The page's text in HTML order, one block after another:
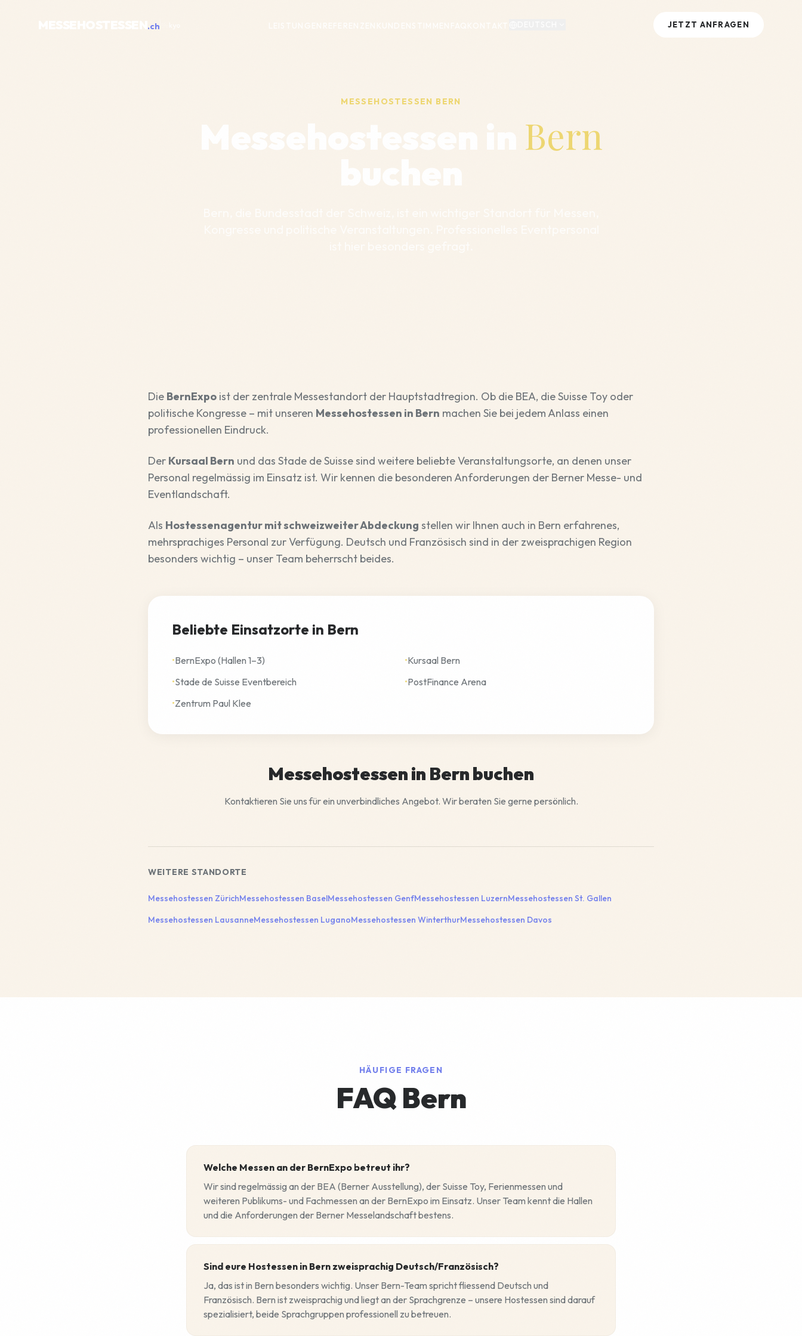
.ch JETZT ANFRAGEN
MESSEHOSTESSEN BERN
Messehostessen in Bern
buchen
Die BernExpo ist der zentrale Messestandort der Hauptstadtregion. Ob die BEA, die Suisse Toy oder
politische Kongresse – mit unseren Messehostessen in Bern machen Sie bei jedem Anlass einen
professionellen Eindruck.
Der Kursaal Bern und das Stade de Suisse sind weitere beliebte Veranstaltungsorte, an denen unser
Personal regelmässig im Einsatz ist. Wir kennen die besonderen Anforderungen der Berner Messe- und
Eventlandschaft.
Als Hostessenagentur mit schweizweiter Abdeckung stellen wir Ihnen auch in Bern erfahrenes,
mehrsprachiges Personal zur Verfügung. Deutsch und Französisch sind in der zweisprachigen Region
besonders wichtig – unser Team beherrscht beides.
Beliebte Einsatzorte in Bern
•BernExpo (Hallen 1–3) •Kursaal Bern
•Stade de Suisse Eventbereich •PostFinance Arena
•Zentrum Paul Klee
Messehostessen in Bern buchen
Kontaktieren Sie uns für ein unverbindliches Angebot. Wir beraten Sie gerne persönlich.
WEITERE STANDORTE
Messehostessen ZürichMessehostessen BaselMessehostessen GenfMessehostessen LuzernMessehostessen St. Gallen
Messehostessen LausanneMessehostessen LuganoMessehostessen WinterthurMessehostessen Davos
HÄUFIGE FRAGEN
FAQ Bern
Welche Messen an der BernExpo betreut ihr?
Wir sind regelmässig an der BEA (Berner Ausstellung), der Suisse Toy, Ferienmessen und
weiteren Publikums- und Fachmessen an der BernExpo im Einsatz. Unser Team kennt die Hallen
und die Anforderungen der Berner Messelandschaft bestens.
Sind eure Hostessen in Bern zweisprachig Deutsch/Französisch?
Ja, das ist in Bern besonders wichtig. Unser Bern-Team spricht fliessend Deutsch und
Französisch. Bern ist zweisprachig und liegt an der Sprachgrenze – unsere Hostessen sind darauf
spezialisiert, beide Sprachgruppen professionell zu betreuen.